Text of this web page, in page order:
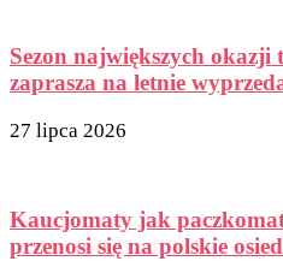
Sezon największych
zaprasza na letnie
27 lipca 2026
Kaucjomaty jak
przenosi się na polskie